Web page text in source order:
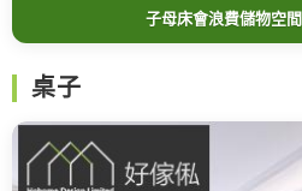
子母床會浪費儲物空
桌子